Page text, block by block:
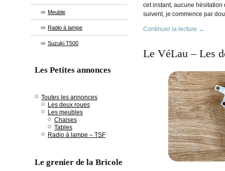
Meuble
Radio à lampe
Suzuki T500
Les Petites annonces
Toutes les annonces
Les deux roues
Les meubles
Chaises
Tables
Radio à lampe – TSF
Le grenier de la Bricole
cet instant, aucune
suivent, je commence par
Continuer la lecture →
Le VéLau – Les